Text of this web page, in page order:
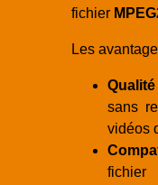
fichier
Les
sans
vidéos
fichier